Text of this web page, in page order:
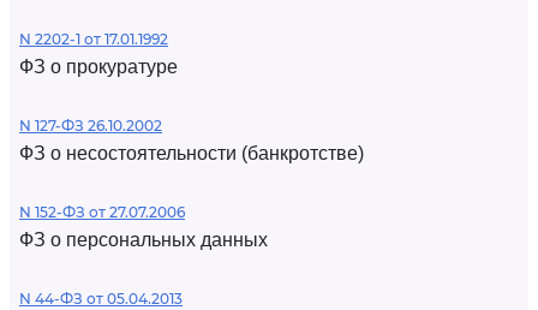
N 2202-1 от 17.01.1992
ФЗ о прокуратуре
N 127-ФЗ 26.10.2002
ФЗ о несостоятельности (банкротстве)
N 152-ФЗ от 27.07.2006
ФЗ о персональных данных
N 44-ФЗ от 05.04.2013